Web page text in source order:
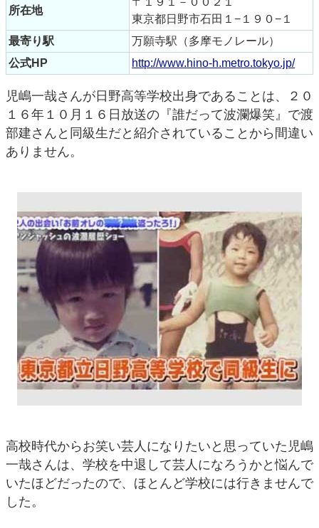
所在地
東京都日野市石田１−１９０−１
最寄り駅
万願寺駅（多摩モノレール）
公式HP
http://www.hino-h.metro.tokyo.jp/
児嶋一哉さんが日野高等学校出身であることは、２０
１６年１０月１６日放送の『誰だって波瀾爆笑』で渡
部建さんと同級生だと紹介されていることから間違い
ありません。
高校時代からお笑い芸人になりたいと思っていた児嶋
一哉さんは、学校を中退して芸人になろうかと悩んで
いたほどだったので、ほとんど学校には行きませんで
した。